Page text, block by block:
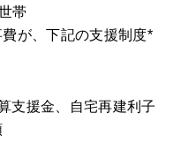
帯
が、下記の支援制度*
支援金、自宅再建利子